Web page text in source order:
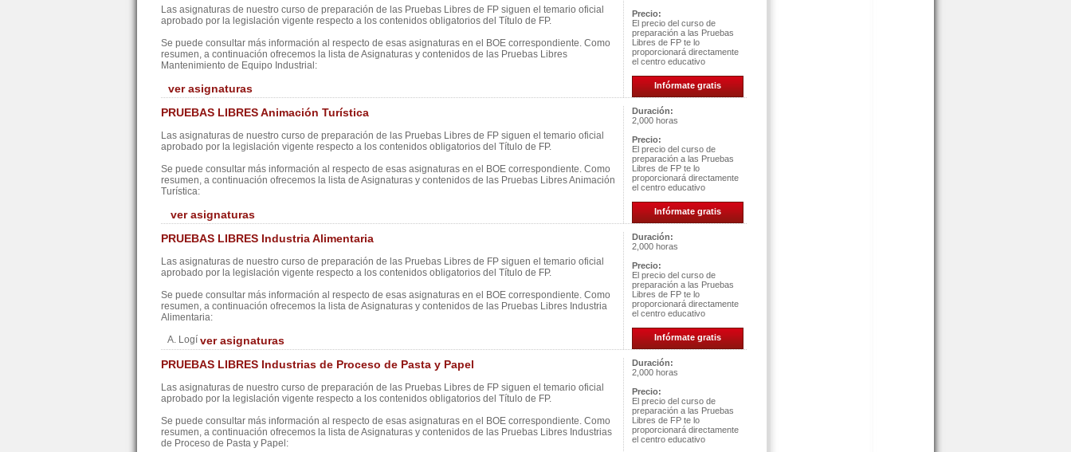
Las asignaturas de nuestro curso de preparación de las Pruebas Libres de FP siguen el temario oficial
aprobado por la legislación vigente respecto a los contenidos obligatorios del Título de FP.
Se puede consultar más información al respecto de esas asignaturas en el BOE correspondiente. Como
resumen, a continuación ofrecemos la lista de Asignaturas y contenidos de las Pruebas Libres
Mantenimiento de Equipo Industrial:
ver asignaturas
Precio:
El precio del curso de
preparación a las Pruebas
Libres de FP te lo
proporcionará directamente
el centro educativo
Infórmate gratis
PRUEBAS LIBRES Animación Turística
Las asignaturas de nuestro curso de preparación de las Pruebas Libres de FP siguen el temario oficial
aprobado por la legislación vigente respecto a los contenidos obligatorios del Título de FP.
Se puede consultar más información al respecto de esas asignaturas en el BOE correspondiente. Como
resumen, a continuación ofrecemos la lista de Asignaturas y contenidos de las Pruebas Libres Animación
Turística:
ver asignaturas
Duración:
2,000 horas
Precio:
El precio del curso de
preparación a las Pruebas
Libres de FP te lo
proporcionará directamente
el centro educativo
Infórmate gratis
PRUEBAS LIBRES Industria Alimentaria
Las asignaturas de nuestro curso de preparación de las Pruebas Libres de FP siguen el temario oficial
aprobado por la legislación vigente respecto a los contenidos obligatorios del Título de FP.
Se puede consultar más información al respecto de esas asignaturas en el BOE correspondiente. Como
resumen, a continuación ofrecemos la lista de Asignaturas y contenidos de las Pruebas Libres Industria
Alimentaria:
A. Logí ver asignaturas
Duración:
2,000 horas
Precio:
El precio del curso de
preparación a las Pruebas
Libres de FP te lo
proporcionará directamente
el centro educativo
Infórmate gratis
PRUEBAS LIBRES Industrias de Proceso de Pasta y Papel
Las asignaturas de nuestro curso de preparación de las Pruebas Libres de FP siguen el temario oficial
aprobado por la legislación vigente respecto a los contenidos obligatorios del Título de FP.
Se puede consultar más información al respecto de esas asignaturas en el BOE correspondiente. Como
resumen, a continuación ofrecemos la lista de Asignaturas y contenidos de las Pruebas Libres Industrias
de Proceso de Pasta y Papel:
Duración:
2,000 horas
Precio:
El precio del curso de
preparación a las Pruebas
Libres de FP te lo
proporcionará directamente
el centro educativo